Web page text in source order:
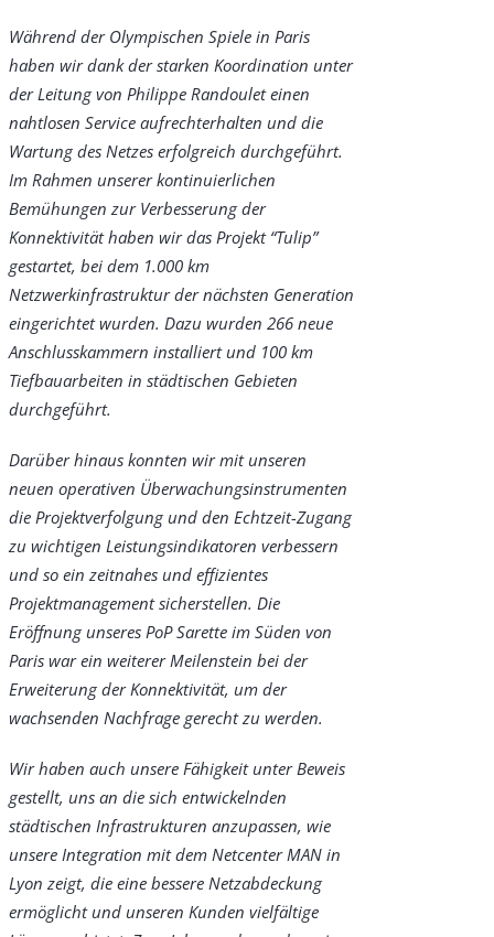
Während der Olympischen Spiele in Paris
haben wir dank der starken Koordination unter
der Leitung von Philippe Randoulet einen
nahtlosen Service aufrechterhalten und die
Wartung des Netzes erfolgreich durchgeführt.
Im Rahmen unserer kontinuierlichen
Bemühungen zur Verbesserung der
Konnektivität haben wir das Projekt “Tulip”
gestartet, bei dem 1.000 km
Netzwerkinfrastruktur der nächsten Generation
eingerichtet wurden. Dazu wurden 266 neue
Anschlusskammern installiert und 100 km
Tiefbauarbeiten in städtischen Gebieten
durchgeführt.
Darüber hinaus konnten wir mit unseren
neuen operativen Überwachungsinstrumenten
die Projektverfolgung und den Echtzeit-Zugang
zu wichtigen Leistungsindikatoren verbessern
und so ein zeitnahes und effizientes
Projektmanagement sicherstellen. Die
Eröffnung unseres PoP Sarette im Süden von
Paris war ein weiterer Meilenstein bei der
Erweiterung der Konnektivität, um der
wachsenden Nachfrage gerecht zu werden.
Wir haben auch unsere Fähigkeit unter Beweis
gestellt, uns an die sich entwickelnden
städtischen Infrastrukturen anzupassen, wie
unsere Integration mit dem Netcenter MAN in
Lyon zeigt, die eine bessere Netzabdeckung
ermöglicht und unseren Kunden vielfältige